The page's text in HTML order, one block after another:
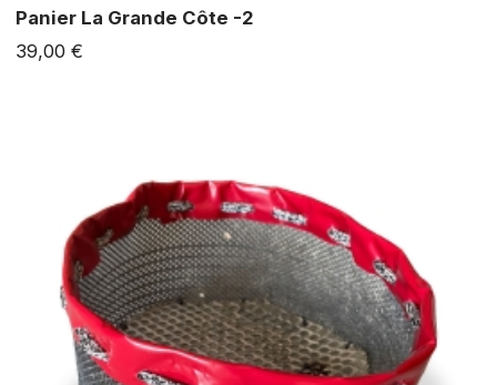
Panier La Grande Côte -2
39,00 €